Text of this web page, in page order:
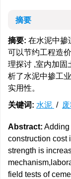
摘要
摘要: 在水泥中掺
可以节约工程造
理探讨 ,室内加固
析了水泥中掺工
实用性。
关键词: 水泥 /
Abstract: Adding
construction cost
strength is
field tests of